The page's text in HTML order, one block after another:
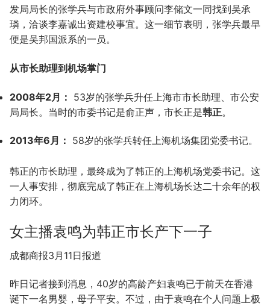
发局局长的张学兵与市政府外事顾问李储文一同找到吴承
璘，洽谈李嘉诚出资建校事宜。这一细节表明，张学兵最早
便是吴邦国派系的一员。
从市长助理到机场掌门
2008年2月： 53岁的张学兵升任上海市市长助理、市公安
局局长。当时的市委书记是俞正声，市长正是韩正。
2013年6月： 58岁的张学兵转任上海机场集团党委书记。
韩正的市长助理，最终成为了韩正的上海机场党委书记。这
一人事安排，彻底完成了韩正在上海机场长达二十余年的权
力闭环。
女主播袁鸣为韩正市长产下一子
成都商报3月11日报道
昨日记者接到消息，40岁的高龄产妇袁鸣已于前天在香港
诞下一名男婴，母子平安。不过，由于袁鸣在个人问题上极